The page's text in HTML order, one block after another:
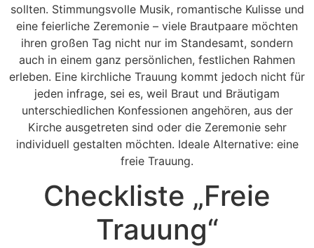
sollten. Stimmungsvolle Musik, romantische Kulisse und
eine feierliche Zeremonie – viele Brautpaare möchten
ihren großen Tag nicht nur im Standesamt, sondern
auch in einem ganz persönlichen, festlichen Rahmen
erleben. Eine kirchliche Trauung kommt jedoch nicht für
jeden infrage, sei es, weil Braut und Bräutigam
unterschiedlichen Konfessionen angehören, aus der
Kirche ausgetreten sind oder die Zeremonie sehr
individuell gestalten möchten. Ideale Alternative: eine
freie Trauung.
Checkliste „Freie
Trauung“